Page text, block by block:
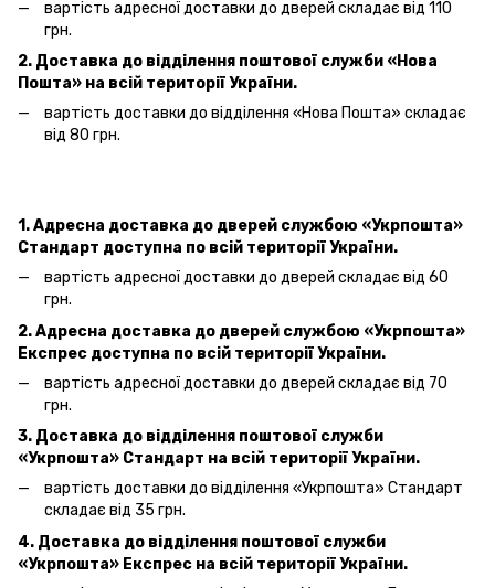
вартість адресної доставки до дверей складає від 110
грн.
2. Доставка до відділення поштової служби «Нова
Пошта» на всій території України.
вартість доставки до відділення «Нова Пошта» складає
від 80 грн.
1. Адресна доставка до дверей службою «Укрпошта»
Стандарт доступна по всій території України.
вартість адресної доставки до дверей складає від 60
грн.
2. Адресна доставка до дверей службою «Укрпошта»
Експрес доступна по всій території України.
вартість адресної доставки до дверей складає від 70
грн.
3. Доставка до відділення поштової служби
«Укрпошта» Стандарт на всій території України.
вартість доставки до відділення «Укрпошта» Стандарт
складає від 35 грн.
4. Доставка до відділення поштової служби
«Укрпошта» Експрес на всій території України.